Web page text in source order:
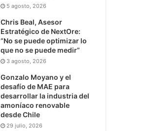
5 agosto, 2026
Chris Beal, Asesor
Estratégico de NextOre:
“No se puede optimizar lo
que no se puede medir”
3 agosto, 2026
Gonzalo Moyano y el
desafío de MAE para
desarrollar la industria del
amoníaco renovable
desde Chile
29 julio, 2026